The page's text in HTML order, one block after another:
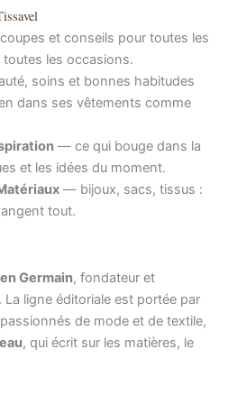
et conseils pour toutes les
les occasions.
soins et bonnes habitudes
dans ses vêtements comme
— ce qui bouge dans la
et les idées du moment.
— bijoux, sacs, tissus :
tout.
Germain, fondateur et
ligne éditoriale est portée par
de mode et de textile,
, qui écrit sur les matières, le